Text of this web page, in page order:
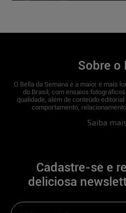
Sobre o
O Bella da Semana é a maior e mais
do Brasil, com ensaios
qualidade, além de conteúdo
comportamento,
Saiba
Cadastre-se e
deliciosa